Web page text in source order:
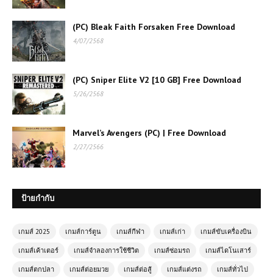
(PC) Bleak Faith Forsaken Free Download
4/07/2568
(PC) Sniper Elite V2 [10 GB] Free Download
5/26/2568
Marvel’s Avengers (PC) | Free Download
2/27/2566
ป้ายกำกับ
เกมส์ 2025 เกมส์การ์ตูน เกมส์กีฬา เกมส์เก่า เกมส์ขับเครื่องบิน
เกมส์เค้าเตอร์ เกมส์จำลองการใช้ชีวิต เกมส์ซ่อมรถ เกมส์ไดโนเสาร์
เกมส์ตกปลา เกมส์ต่อยมวย เกมส์ต่อสู้ เกมส์แต่งรถ เกมส์ทั่วไป